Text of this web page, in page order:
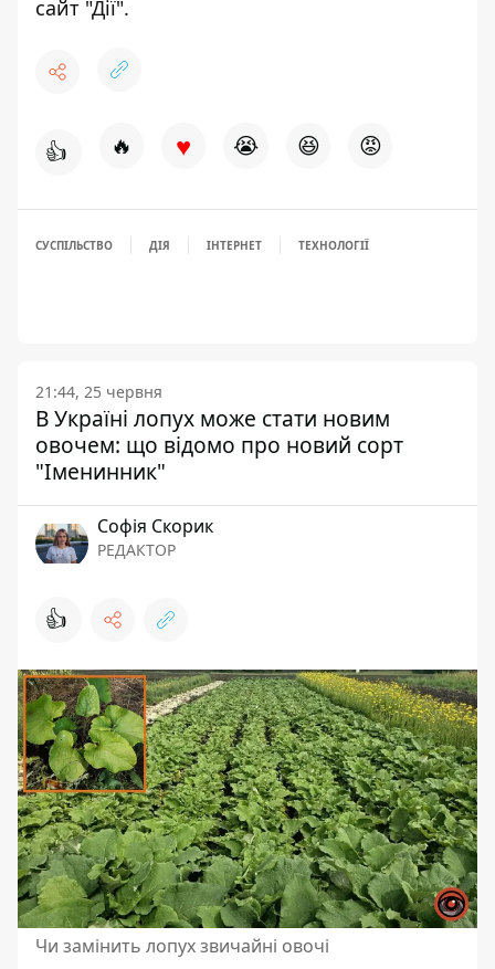
сайт "Дії".
👍 🔥 ♥ 😭 😆 😡
СУСПІЛЬСТВО ДІЯ ІНТЕРНЕТ ТЕХНОЛОГІЇ
21:44, 25 червня
В Україні лопух може стати новим
овочем: що відомо про новий сорт
"Іменинник"
Софія Скорик
РЕДАКТОР
👍
Чи замінить лопух звичайні овочі